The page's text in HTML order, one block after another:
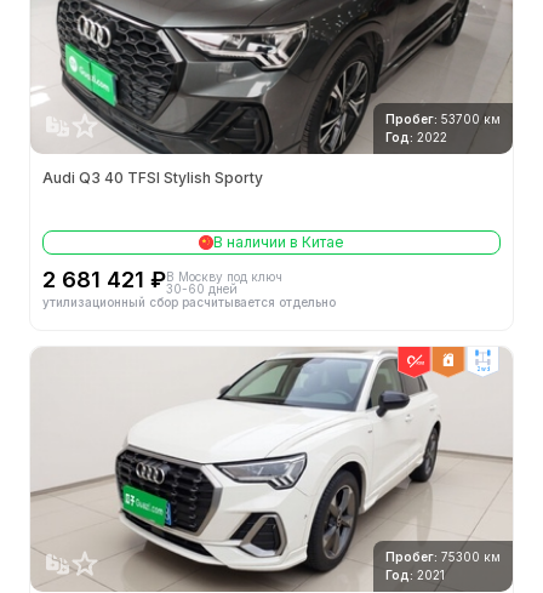
Пробег: 53700 км
Год: 2022
Audi Q3 40 TFSI Stylish Sporty
В наличии в Китае
2 681 421 ₽В Москву под ключ
30-60 дней
утилизационный сбор расчитывается отдельно
2wd
Пробег: 75300 км
Год: 2021